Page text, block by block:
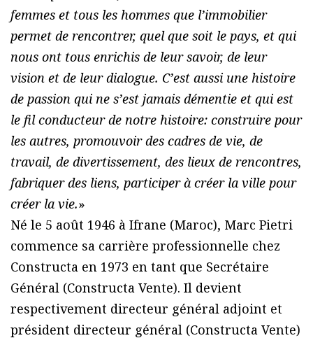
femmes et tous les hommes que l’immobilier
permet de rencontrer, quel que soit le pays, et qui
nous ont tous enrichis de leur savoir, de leur
vision et de leur dialogue. C’est aussi une histoire
de passion qui ne s’est jamais démentie et qui est
le fil conducteur de notre histoire: construire pour
les autres, promouvoir des cadres de vie, de
travail, de divertissement, des lieux de rencontres,
fabriquer des liens, participer à créer la ville pour
créer la vie.»
Né le 5 août 1946 à Ifrane (Maroc), Marc Pietri
commence sa carrière professionnelle chez
Constructa en 1973 en tant que Secrétaire
Général (Constructa Vente). Il devient
respectivement directeur général adjoint et
président directeur général (Constructa Vente)